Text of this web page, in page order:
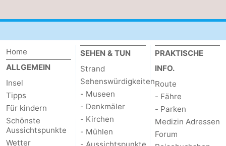
Medizin
Adressen
Region
Watteninseln
-
Schiermonnikoog
-
Ameland
-
Home
ALLGEMEIN
Insel
Tipps
Für kindern
Schönste
Aussichtspunkte
Wetter
SEHEN & TUN
Strand
Sehenswürdigkeiten
- Museen
- Denkmäler
- Kirchen
- Mühlen
PRAKTISCHE
INFO.
Route
- Fähre
- Parken
Medizin Adressen
Forum